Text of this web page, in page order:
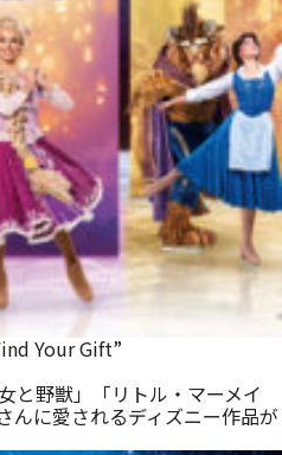
Your Gift”
と野獣」「リトル・マーメイ
んに愛されるディズニー作品が